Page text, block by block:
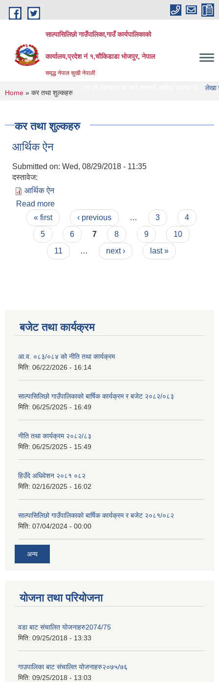
Skip to main content
साल्पासिलिछो गाउँपालिका,गाउँ कार्यपालिकाको
कार्यालय,प्रदेश नं १,चौकिडाडा भोजपुर, नेपाल
समृद्ध नेपाल सुखी नेपाली
लेखा परिक्षण
You are here
Home » कर तथा शुल्कहरु
कर तथा शुल्कहरु
आर्थिक ऐन
Submitted on: Wed, 08/29/2018 - 11:35
दस्तावेज:
आर्थिक ऐन
Read more
Pages
« first ‹ previous … 3
4
5
6 7 8 9
10
11
… next › last »
बजेट तथा कार्यक्रम
आ.व. ०८३/०८४ को नीति तथा कार्यक्रम
मिति: 06/22/2026 - 16:14
साल्पासिलिछो गाउँपालिकाको बार्षिक कार्यक्रम र बजेट २०८२/०८३
मिति: 06/25/2025 - 16:49
नीति तथा कार्यक्रम २०८२/८३
मिति: 06/25/2025 - 15:49
हिउँदे अधिवेशन २०८१ ०८२
मिति: 02/16/2025 - 16:02
साल्पासिलिछो गाउँपालिकाको बार्षिक कार्यक्रम र बजेट २०८१/०८२
मिति: 07/04/2024 - 00:00
अन्य
योजना तथा परियोजना
वडा बाट संचालित योजनाहरु2074/75
मिति: 09/25/2018 - 13:33
गाउपालिका बाट संचालित योजनाहरु२०७५/७६
मिति: 09/25/2018 - 13:03